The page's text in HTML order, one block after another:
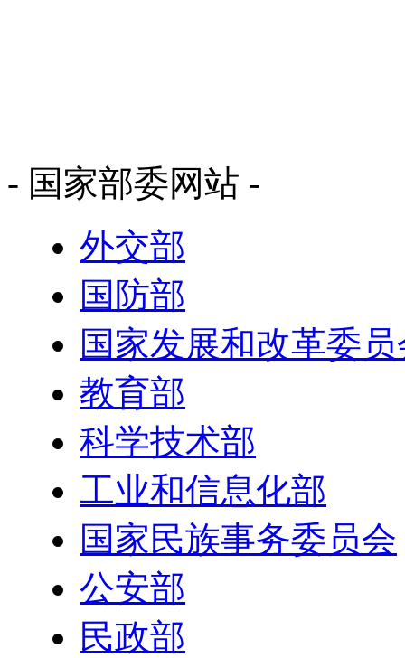
- 国家部委网站 -
外交部
国防部
国家发展和改革委
教育部
科学技术部
工业和信息化部
国家民族事务委员会
公安部
民政部